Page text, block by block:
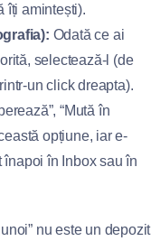
îți amintești).
Odată ce ai
selectează-l (de
un click dreapta).
“Mută în
opțiune, iar e-
înapoi în Inbox sau în
nu este un depozit